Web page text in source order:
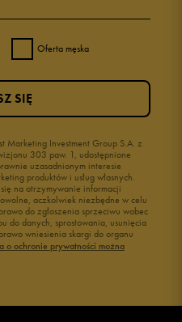
Oferta męska
Marketing Investment Group S.A. z
303 paw. 1, udostępnione
uzasadnionym interesie
produktów i usług własnych.
na otrzymywanie informacji
aczkolwiek niezbędne w celu
do zgłoszenia sprzeciwu wobec
do danych, sprostowania, usunięcia
wniesienia skargi do organu
o ochronie prywatności można
SIĘ